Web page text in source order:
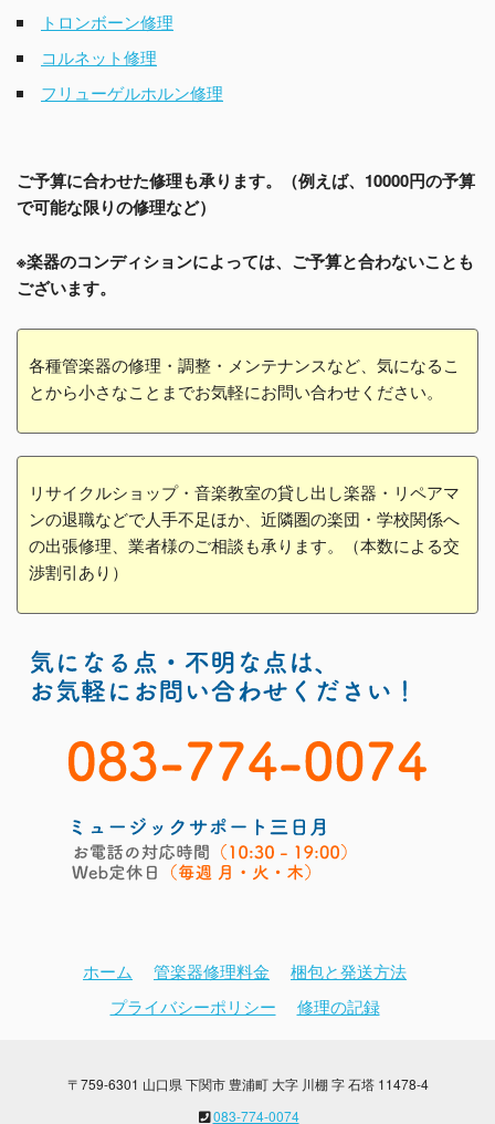
トロンボーン修理
コルネット修理
フリューゲルホルン修理
ご予算に合わせた修理も承ります。（例えば、10000円の予算
で可能な限りの修理など）
※楽器のコンディションによっては、ご予算と合わないことも
ございます。
各種管楽器の修理・調整・メンテナンスなど、気になるこ
とから小さなことまでお気軽にお問い合わせください。
リサイクルショップ・音楽教室の貸し出し楽器・リペアマ
ンの退職などで人手不足ほか、近隣圏の楽団・学校関係へ
の出張修理、業者様のご相談も承ります。（本数による交
渉割引あり）
ホーム 管楽器修理料金
梱包と発送方法
プライバシーポリシー
修理の記録
〒759-6301 山口県 下関市 豊浦町 大字 川棚 字 石塔 11478-4
083-774-0074